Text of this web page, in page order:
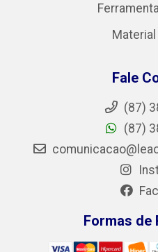
Fale
(87)
(87)
Formas de